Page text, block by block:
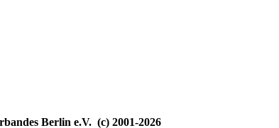
Berlin e.V. (c) 2001-2026